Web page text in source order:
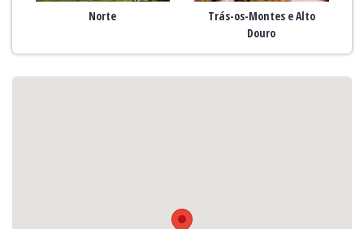
Norte
Trás-os-Montes e Alto
Douro